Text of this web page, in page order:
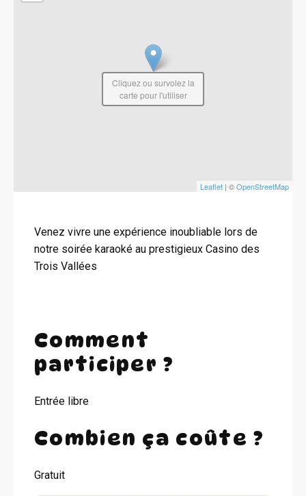
Leaflet | ©OpenStreetMap
Cliquez ou survolez la
carte pour l'utiliser
Venez vivre une expérience inoubliable lors de
notre soirée karaoké au prestigieux Casino des
Trois Vallées
Comment
participer ?
Entrée libre
Combien ça coûte ?
Gratuit